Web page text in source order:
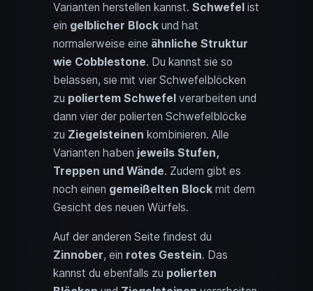
Varianten herstellen kannst. Schwefel ist
ein gelblicher Block und hat
normalerweise eine ähnliche Struktur
wie Cobblestone. Du kannst sie so
belassen, sie mit vier Schwefelblöcken
zu poliertem Schwefel verarbeiten und
dann vier der polierten Schwefelblöcke
zu Ziegelsteinen kombinieren. Alle
Varianten haben jeweils Stufen,
Treppen und Wände. Zudem gibt es
noch einen gemeißelten Block mit dem
Gesicht des neuen Würfels.
Auf der anderen Seite findest du
Zinnober, ein rotes Gestein. Das
kannst du ebenfalls zu polierten